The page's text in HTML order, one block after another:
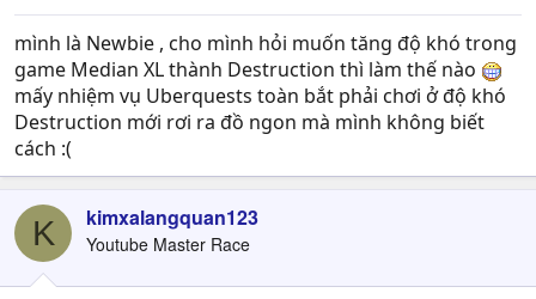
mình là Newbie , cho mình hỏi muốn tăng độ khó trong
game Median XL thành Destruction thì làm thế nào
mấy nhiệm vụ Uberquests toàn bắt phải chơi ở độ khó
Destruction mới rơi ra đồ ngon mà mình không biết
cách :(
K kimxalangquan123
Youtube Master Race